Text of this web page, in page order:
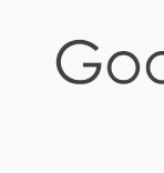
innehåll